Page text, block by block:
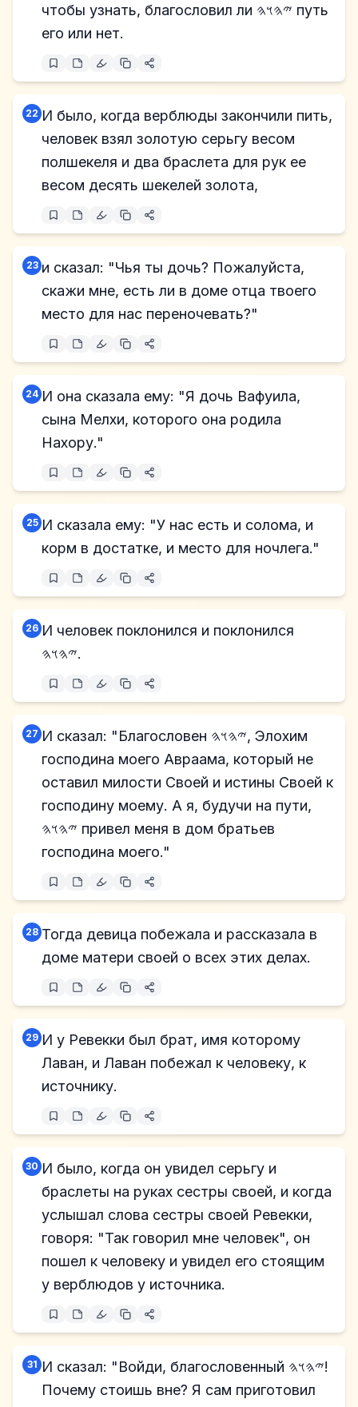
чтобы узнать, благословил ли 𐤉𐤄𐤅𐤄 путь
его или нет.
22 И было, когда верблюды закончили пить,
человек взял золотую серьгу весом
полшекеля и два браслета для рук ее
весом десять шекелей золота,
23 и сказал: "Чья ты дочь? Пожалуйста,
скажи мне, есть ли в доме отца твоего
место для нас переночевать?"
24 И она сказала ему: "Я дочь Вафуила,
сына Мелхи, которого она родила
Нахору."
25 И сказала ему: "У нас есть и солома, и
корм в достатке, и место для ночлега."
26 И человек поклонился и поклонился
𐤉𐤄𐤅𐤄.
27 И сказал: "Благословен 𐤉𐤄𐤅𐤄, Элохим
господина моего Авраама, который не
оставил милости Своей и истины Своей к
господину моему. А я, будучи на пути,
𐤉𐤄𐤅𐤄 привел меня в дом братьев
господина моего."
28 Тогда девица побежала и рассказала в
доме матери своей о всех этих делах.
29 И у Ревекки был брат, имя которому
Лаван, и Лаван побежал к человеку, к
источнику.
30 И было, когда он увидел серьгу и
браслеты на руках сестры своей, и когда
услышал слова сестры своей Ревекки,
говоря: "Так говорил мне человек", он
пошел к человеку и увидел его стоящим
у верблюдов у источника.
31 И сказал: "Войди, благословенный 𐤉𐤄𐤅𐤄!
Почему стоишь вне? Я сам приготовил